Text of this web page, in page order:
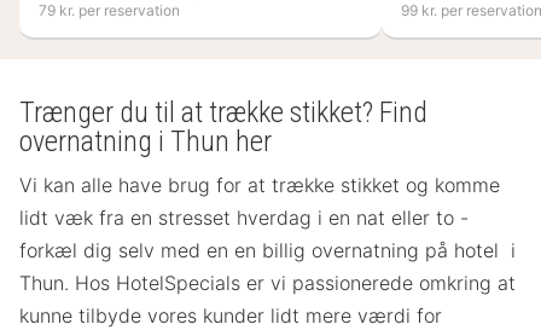
79 kr. per reservation
99 kr. per reservation
Trænger du til at trække stikket? Find
overnatning i Thun her
Vi kan alle have brug for at trække stikket og komme
lidt væk fra en stresset hverdag i en nat eller to -
forkæl dig selv med en en billig overnatning på hotel i
Thun. Hos HotelSpecials er vi passionerede omkring at
kunne tilbyde vores kunder lidt mere værdi for